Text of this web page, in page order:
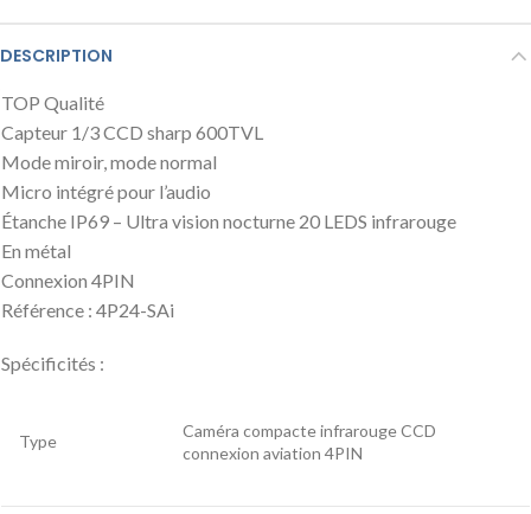
DESCRIPTION
TOP Qualité
Capteur 1/3 CCD sharp 600TVL
Mode miroir, mode normal
Micro intégré pour l’audio
Étanche IP69 – Ultra vision nocturne 20 LEDS infrarouge
En métal
Connexion 4PIN
Référence : 4P24-SAi
Spécificités :
Type
Caméra compacte infrarouge CCD
connexion aviation 4PIN